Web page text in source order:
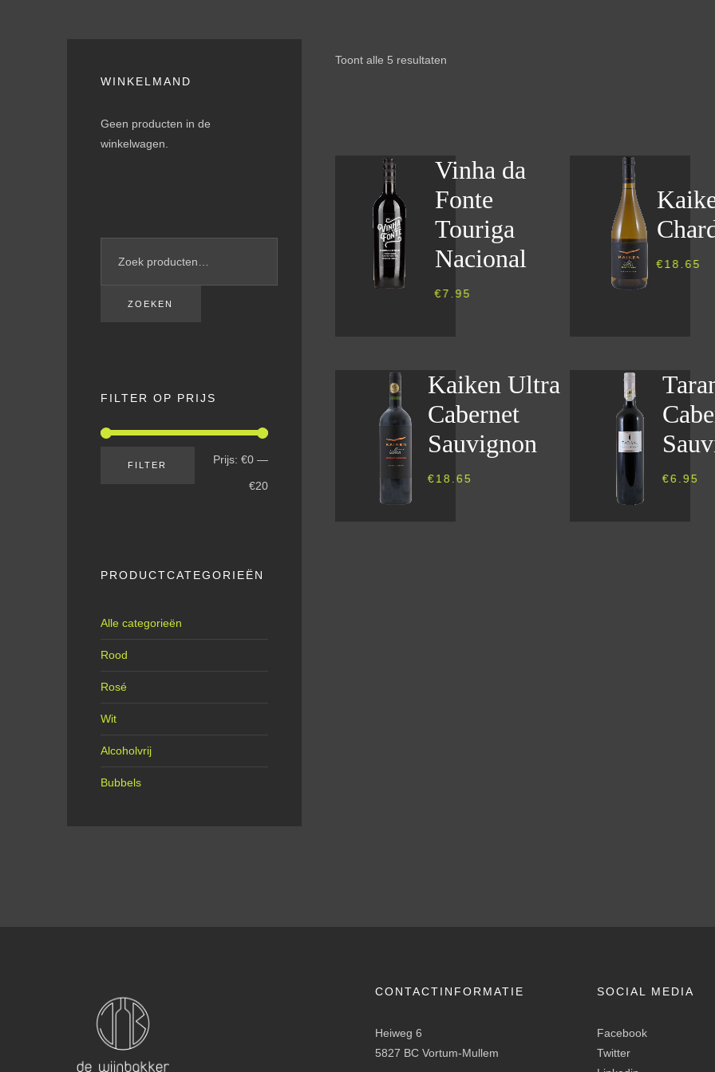
Toont alle 5 resultaten
Vinha da
Fonte
Touriga
Nacional
€7.95
€18.65
Kaiken Ultra
Cabernet
Sauvignon
€ 18.65 €6.95
WINKELMAND
Geen producten in de
winkelwagen.
ZOEKEN
FILTER OP PRIJS
FILTER Prijs: €0 —
€20
PRODUCTCATEGORIEËN
Alle categorieën
Rood
Rosé
Wit
Alcoholvrij
Bubbels
CONTACTINFORMATIE
Heiweg 6
5827 BC Vortum-Mullem
SOCIAL MEDIA
Facebook
Twitter